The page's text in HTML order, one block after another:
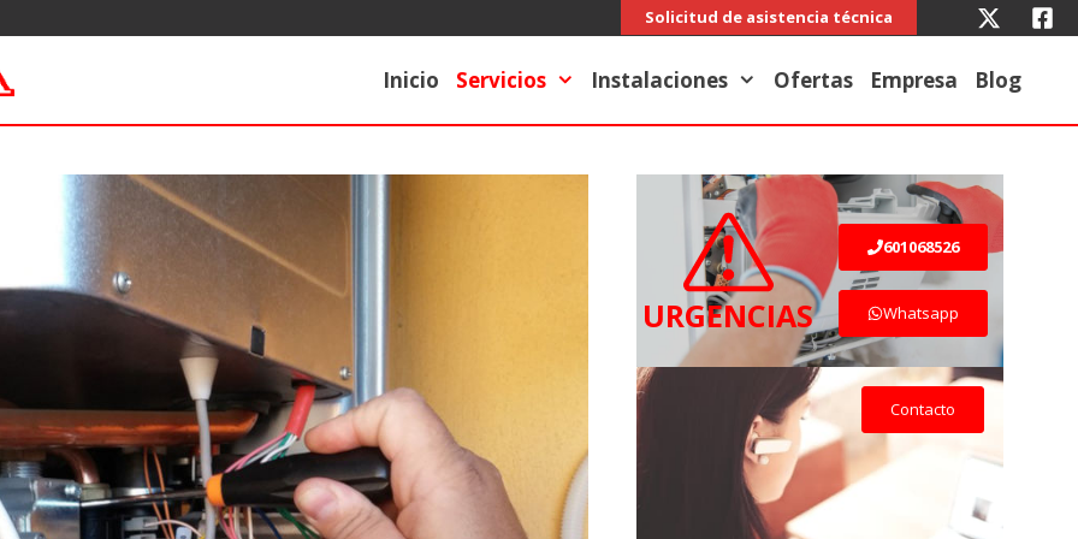
Solicitud de asistencia técnica
Inicio Servicios Instalaciones Ofertas Empresa Blog
URGENCIAS
601068526
Whatsapp
Contacto